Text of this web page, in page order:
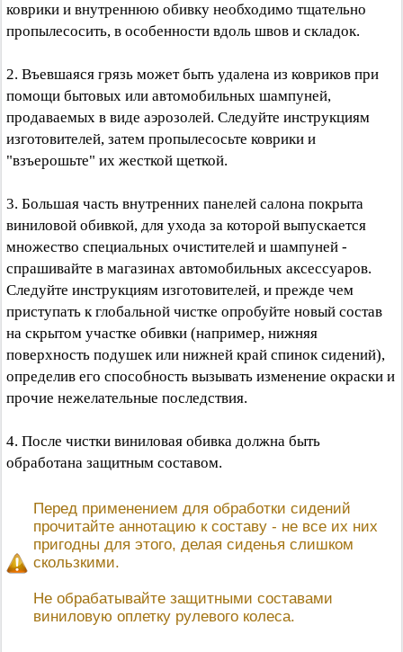
коврики и внутреннюю обивку необходимо тщательно
пропылесосить, в особенности вдоль швов и складок.
2. Въевшаяся грязь может быть удалена из ковриков при
помощи бытовых или автомобильных шампуней,
продаваемых в виде аэрозолей. Следуйте инструкциям
изготовителей, затем пропылесосьте коврики и
"взъерошьте" их жесткой щеткой.
3. Большая часть внутренних панелей салона покрыта
виниловой обивкой, для ухода за которой выпускается
множество специальных очистителей и шампуней -
спрашивайте в магазинах автомобильных аксессуаров.
Следуйте инструкциям изготовителей, и прежде чем
приступать к глобальной чистке опробуйте новый состав
на скрытом участке обивки (например, нижняя
поверхность подушек или нижней край спинок сидений),
определив его способность вызывать изменение окраски и
прочие нежелательные последствия.
4. После чистки виниловая обивка должна быть
обработана защитным составом.
Перед применением для обработки сидений
прочитайте аннотацию к составу - не все их них
пригодны для этого, делая сиденья слишком
скользкими.
Не обрабатывайте защитными составами
виниловую оплетку рулевого колеса.